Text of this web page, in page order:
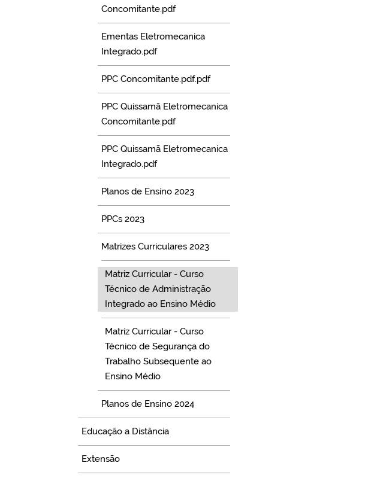
Concomitante.pdf
Ementas Eletromecanica
Integrado.pdf
PPC Concomitante.pdf.pdf
PPC Quissamã Eletromecanica
Concomitante.pdf
PPC Quissamã Eletromecanica
Integrado.pdf
Planos de Ensino 2023
PPCs 2023
Matrizes Curriculares 2023
Matriz Curricular - Curso
Técnico de Administração
Integrado ao Ensino Médio
Matriz Curricular - Curso
Técnico de Segurança do
Trabalho Subsequente ao
Ensino Médio
Planos de Ensino 2024
Educação a Distância
Extensão